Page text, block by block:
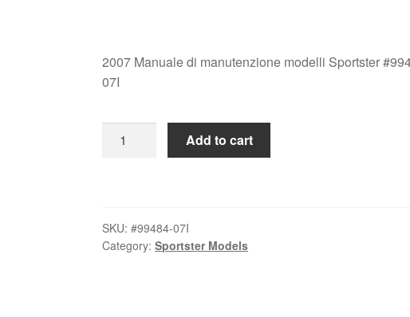
2007 Manuale di manutenzione modelli Sportster
07I
2007
Sportster
#99484-
Add to cart
SKU:#99484-07I
Category:Sportster Models